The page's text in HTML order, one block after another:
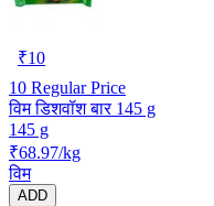
₹10
10 Regular Price
विम डिशवॉश बार 145 g
145 g
₹68.97/kg
विम
ADD